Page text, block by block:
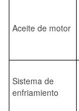
Aceite de motor
Sistema de
enfriamiento